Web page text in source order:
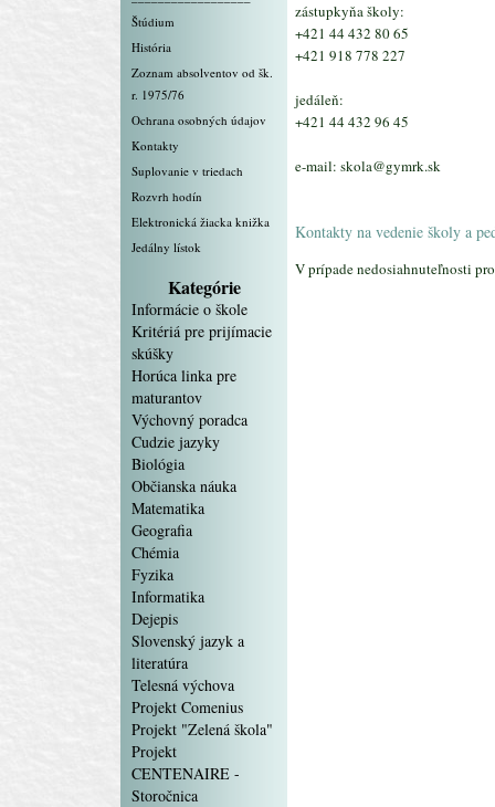
Štúdium
História
Zoznam absolventov od šk.
r. 1975/76
Ochrana osobných údajov
Kontakty
Suplovanie v triedach
Rozvrh hodín
Elektronická žiacka knižka
Jedálny lístok
Kategórie
Informácie o škole
Kritériá pre prijímacie
skúšky
Horúca linka pre
maturantov
Výchovný poradca
Cudzie jazyky
Biológia
Občianska náuka
Matematika
Geografia
Chémia
Fyzika
Informatika
Dejepis
Slovenský jazyk a
literatúra
Telesná výchova
Projekt Comenius
Projekt "Zelená škola"
Projekt
CENTENAIRE -
Storočnica
zástupkyňa školy:
+421 44 432 80 65
+421 918 778 227
jedáleň:
+421 44 432 96 45
e-mail: skola@gymrk.sk
Kontakty na vedenie školy a
V prípade